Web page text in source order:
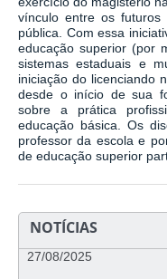
vínculo entre os
pública. Com essa
educação superior (por
sistemas estaduais e
iniciação do licenciando
desde o início de sua
sobre a prática
educação básica. Os
professor da escola e
de educação superior
NOTÍCIAS
27/08/2025